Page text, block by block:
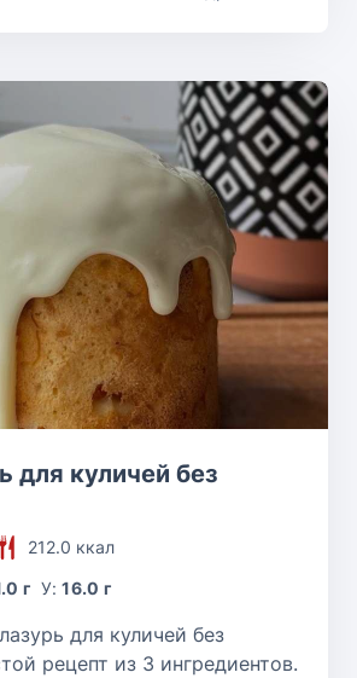
для куличей без
212.0 ккал
г У:16.0 г
для куличей без
рецепт из 3 ингредиентов.